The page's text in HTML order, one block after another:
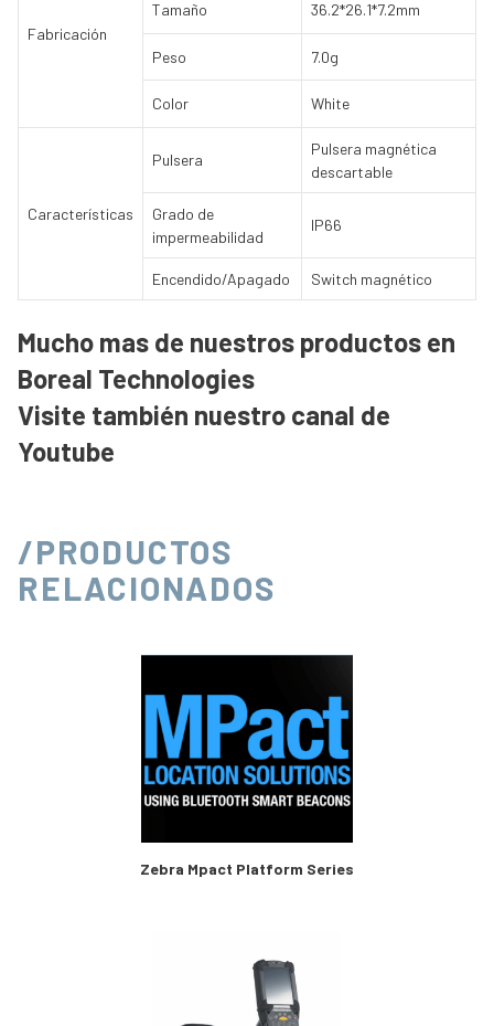
Fabricación
Tamaño 36.2*26.1*7.2mm
Peso 7.0g
Color White
Características
Pulsera
Pulsera magnética
descartable
Grado de
impermeabilidad
IP66
Encendido/Apagado Switch magnético
Mucho mas de nuestros productos en
Boreal Technologies
Visite también nuestro canal de
Youtube
/PRODUCTOS
RELACIONADOS
Zebra Mpact Platform Series